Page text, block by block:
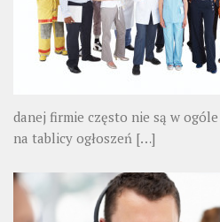
danej firmie często nie są w
na tablicy ogłoszeń […]